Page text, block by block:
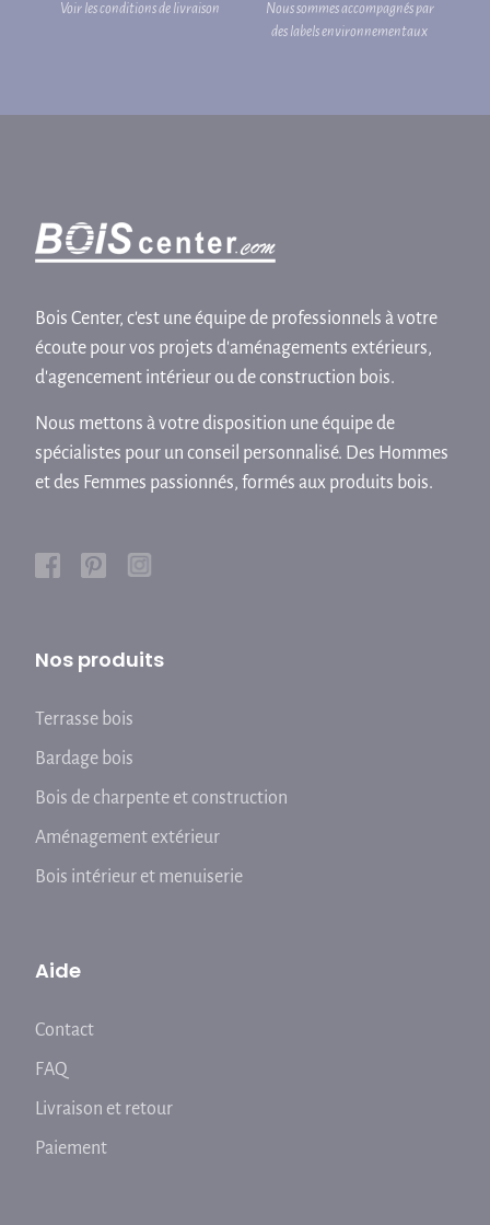
Voir les conditions de livraison
Nous sommes accompagnés par
des labels environnementaux
Bois Center, c'est une équipe de professionnels à votre
écoute pour vos projets d'aménagements extérieurs,
d'agencement intérieur ou de construction bois.
Nous mettons à votre disposition une équipe de
spécialistes pour un conseil personnalisé. Des Hommes
et des Femmes passionnés, formés aux produits bois.
Nos produits
Terrasse bois
Bardage bois
Bois de charpente et construction
Aménagement extérieur
Bois intérieur et menuiserie
Aide
Contact
FAQ
Livraison et retour
Paiement